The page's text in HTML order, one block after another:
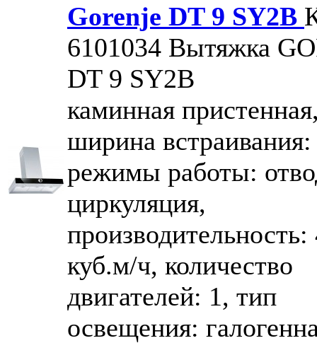
Gorenje DT 9 SY2B
6101034 Вытяжка
DT 9 SY2B
каминная
ширина
режимы работы:
циркуляция,
производительность:
куб.м/ч, количество
двигателей: 1, тип
освещения: